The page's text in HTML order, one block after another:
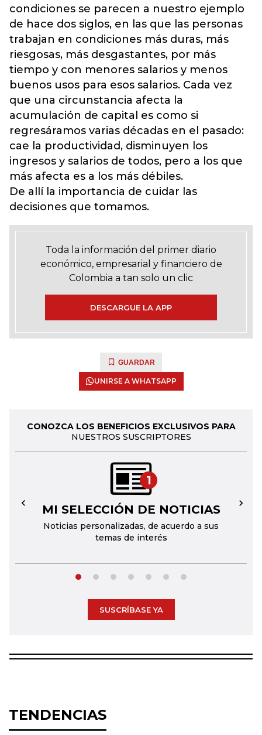
condiciones se parecen a nuestro ejemplo
de hace dos siglos, en las que las personas
trabajan en condiciones más duras, más
riesgosas, más desgastantes, por más
tiempo y con menores salarios y menos
buenos usos para esos salarios. Cada vez
que una circunstancia afecta la
acumulación de capital es como si
regresáramos varias décadas en el pasado:
cae la productividad, disminuyen los
ingresos y salarios de todos, pero a los que
más afecta es a los más débiles.
De allí la importancia de cuidar las
decisiones que tomamos.
Toda la información del primer diario
económico, empresarial y financiero de
Colombia a tan solo un clic
DESCARGUE LA APP
GUARDAR
UNIRSE A WHATSAPP
CONOZCA LOS BENEFICIOS EXCLUSIVOS PARA
NUESTROS SUSCRIPTORES
1
MI SELECCIÓN DE NOTICIAS
Noticias personalizadas, de acuerdo a sus
temas de interés
← →
SUSCRÍBASE YA
TENDENCIAS